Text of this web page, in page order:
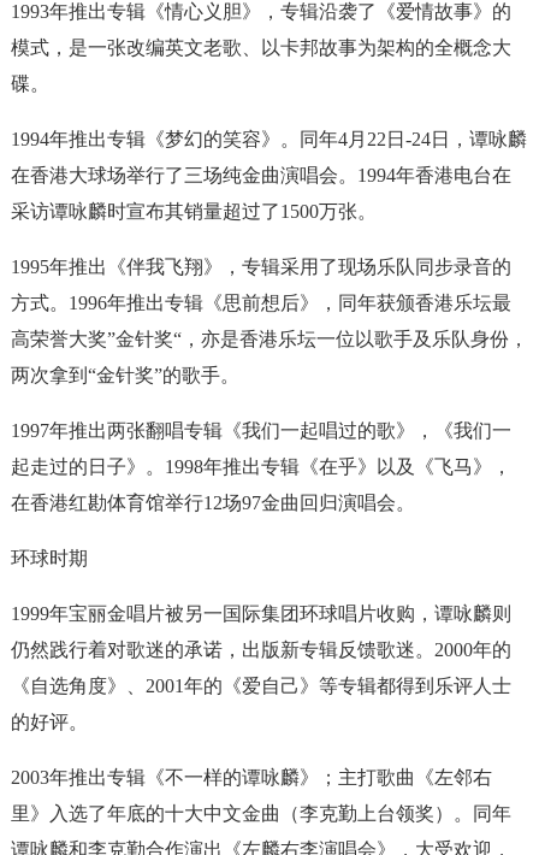
1993年推出专辑《情心义胆》，专辑沿袭了《爱情故事》的
模式，是一张改编英文老歌、以卡邦故事为架构的全概念大
碟。
1994年推出专辑《梦幻的笑容》。同年4月22日-24日，谭咏麟
在香港大球场举行了三场纯金曲演唱会。1994年香港电台在
采访谭咏麟时宣布其销量超过了1500万张。
1995年推出《伴我飞翔》，专辑采用了现场乐队同步录音的
方式。1996年推出专辑《思前想后》，同年获颁香港乐坛最
高荣誉大奖”金针奖“，亦是香港乐坛一位以歌手及乐队身份，
两次拿到“金针奖”的歌手。
1997年推出两张翻唱专辑《我们一起唱过的歌》，《我们一
起走过的日子》。1998年推出专辑《在乎》以及《飞马》，
在香港红勘体育馆举行12场97金曲回归演唱会。
环球时期
1999年宝丽金唱片被另一国际集团环球唱片收购，谭咏麟则
仍然践行着对歌迷的承诺，出版新专辑反馈歌迷。2000年的
《自选角度》、2001年的《爱自己》等专辑都得到乐评人士
的好评。
2003年推出专辑《不一样的谭咏麟》；主打歌曲《左邻右
里》入选了年底的十大中文金曲（李克勤上台领奖）。同年
谭咏麟和李克勤合作演出《左麟右李演唱会》，大受欢迎，